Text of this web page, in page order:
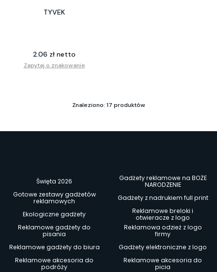
TYVEK
2.06 zł netto
Zapytaj o znakowanie
Znaleziono: 17 produktów
Święta 2026
Gadżety reklamowe na BOŻE
NARODZENIE
Gotowe zestawy gadżetów
reklamowych
Gadżety z nadrukiem full print
Ekologiczne gadżety
Reklamowe breloki i
otwieracze z logo
Reklamowe gadżety do
pisania
Reklamowa odzież z logo
firmy
Reklamowe gadżety do biura
Gadżety elektroniczne z logo
Reklamowe akcesoria do
podróży
Reklamowe akcesoria do
picia